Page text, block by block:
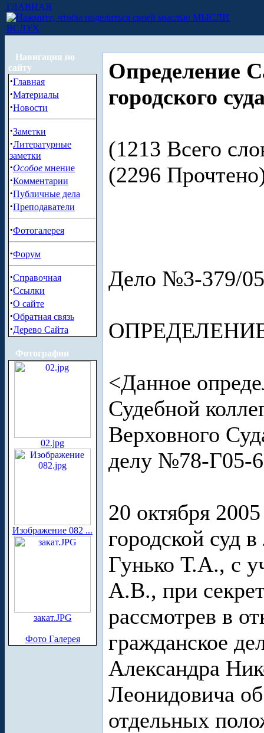
ГЛАВНАЯ
МЫСЛИ
ВСЛУХ
Навигация по
сайту
·Главная
·Материалы
·Новости
·Заметки
·Литературные
заметки
·Особое мнение
·Комментарии
·Публичные дела
·Преподаватели
·Фотогалерея
·Форум
·Справочная
·Ссылки
·О сайте
·Обратная связь
·Дерево Сайта
Фотографии
02.jpg
Изображение 082 ...
закат.JPG
Фото Галерея
Определение
городского
(1213 Всего
(2296
Дело №3-379/05
<Данное
Судебной
Верховного
делу №78-Г05-
20 октября
городской суд
Гунько Т.А., с
А.В., при
рассмотрев в
гражданское
Александра
Леонидовича
отдельных